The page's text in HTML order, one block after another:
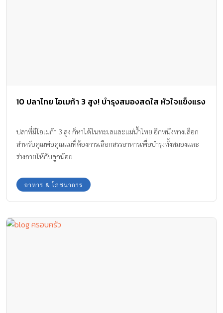
10 ปลาไทย โอเมก้า 3 สูง! บำรุงสมองสดใส หัวใจแข็งแรง
ปลาที่มีโอเมก้า 3 สูง ก็หาได้ในทะเลและแม่น้ำไทย อีกหนึ่งทางเลือก
สำหรับคุณพ่อคุณแม่ที่ต้องการเลือกสรรอาหารเพื่อบำรุงทั้งสมองและ
ร่างกายให้กับลูกน้อย
อาหาร & โภชนาการ